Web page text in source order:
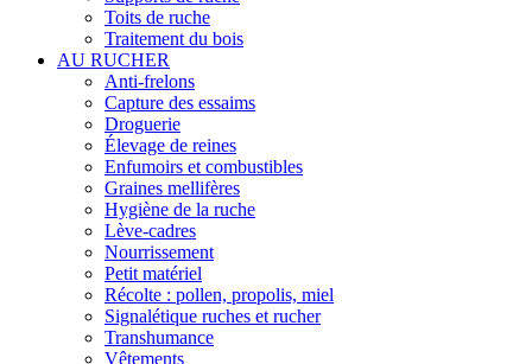
Toits de ruche
Traitement du bois
AU RUCHER
Anti-frelons
Capture des essaims
Droguerie
Élevage de reines
Enfumoirs et combustibles
Graines mellifères
Hygiène de la ruche
Lève-cadres
Nourrissement
Petit matériel
Récolte : pollen, propolis, miel
Signalétique ruches et rucher
Transhumance
Vêtements